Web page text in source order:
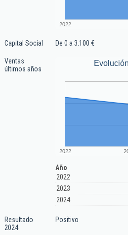
2022
Capital Social De 0 a 3.100 €
Ventas
últimos años
2022
Año
2022
2023
2024
Resultado
2024
Positivo